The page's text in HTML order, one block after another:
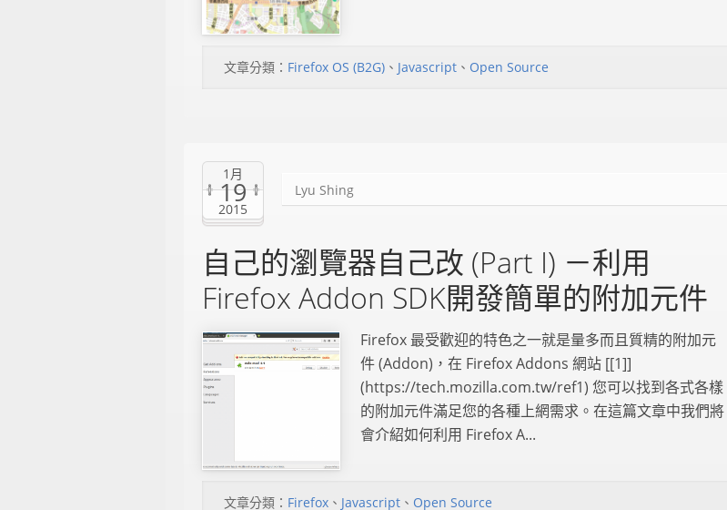
文章分類： Firefox OS (B2G) 、 Javascript 、 Open Source
1月
19
2015
Lyu Shing
自己的瀏覽器自己改 (Part I) －利用
Firefox Addon SDK開發簡單的附加元件
Firefox 最受歡迎的特色之一就是量多而且質精的附加元
件 (Addon)，在 Firefox Addons 網站 [[1]]
(https://tech.mozilla.com.tw/ref1) 您可以找到各式各樣
的附加元件滿足您的各種上網需求。在這篇文章中我們將
會介紹如何利用 Firefox A...
文章分類： Firefox 、 Javascript 、 Open Source